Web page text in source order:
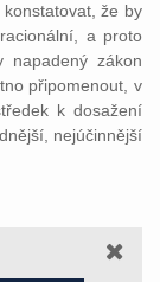
že by
a proto
napadený zákon
připomenout, v
k dosažení
nejúčinnější